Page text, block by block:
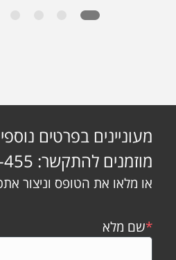
מוזמנים להתקשר: 1-700-502-455
או מלאו את הטופס וניצור
*שם מלא